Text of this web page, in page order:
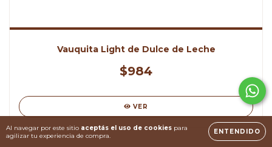
Al navegar por este sitio aceptás el uso de cookies para
agilizar tu experiencia de compra.
ENTENDIDO
Vauquita Light de Dulce de Leche
$984
VER